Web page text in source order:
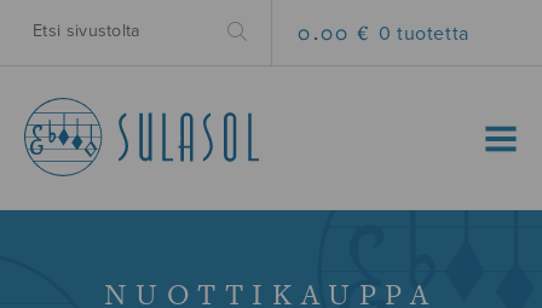
0.00 € 0 tuotetta
MENU
NUOTTIKAUPPA